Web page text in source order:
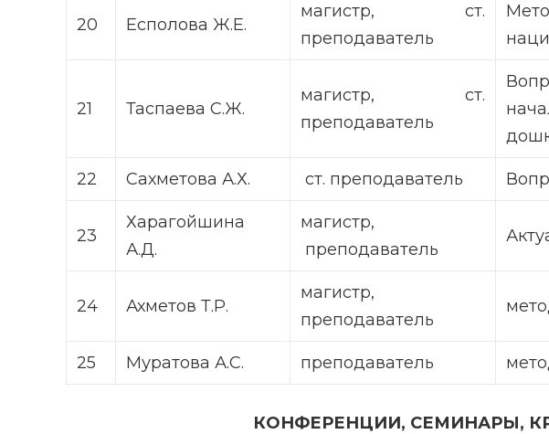
20 Есполова Ж.Е.
магистр, ст.
преподаватель
21 Таспаева С.Ж.
магистр, ст.
преподаватель
22 Сахметова А.Х. ст. преподаватель
23
Харагойшина
А.Д.
магистр,
преподаватель
24 Ахметов Т.Р.
магистр,
преподаватель
25 Муратова А.С. преподаватель
КОНФЕРЕНЦИИ, СЕМИНАРЫ,